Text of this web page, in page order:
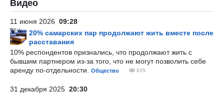
Видео
11 июня 2026 09:28
20% самарских пар продолжают жить вместе после
расставания
10% респондентов признались, что продолжают жить с
бывшим партнером из-за того, что не могут позволить себе
аренду по-отдельности.
Общество 835
31 декабря 2025 20:30